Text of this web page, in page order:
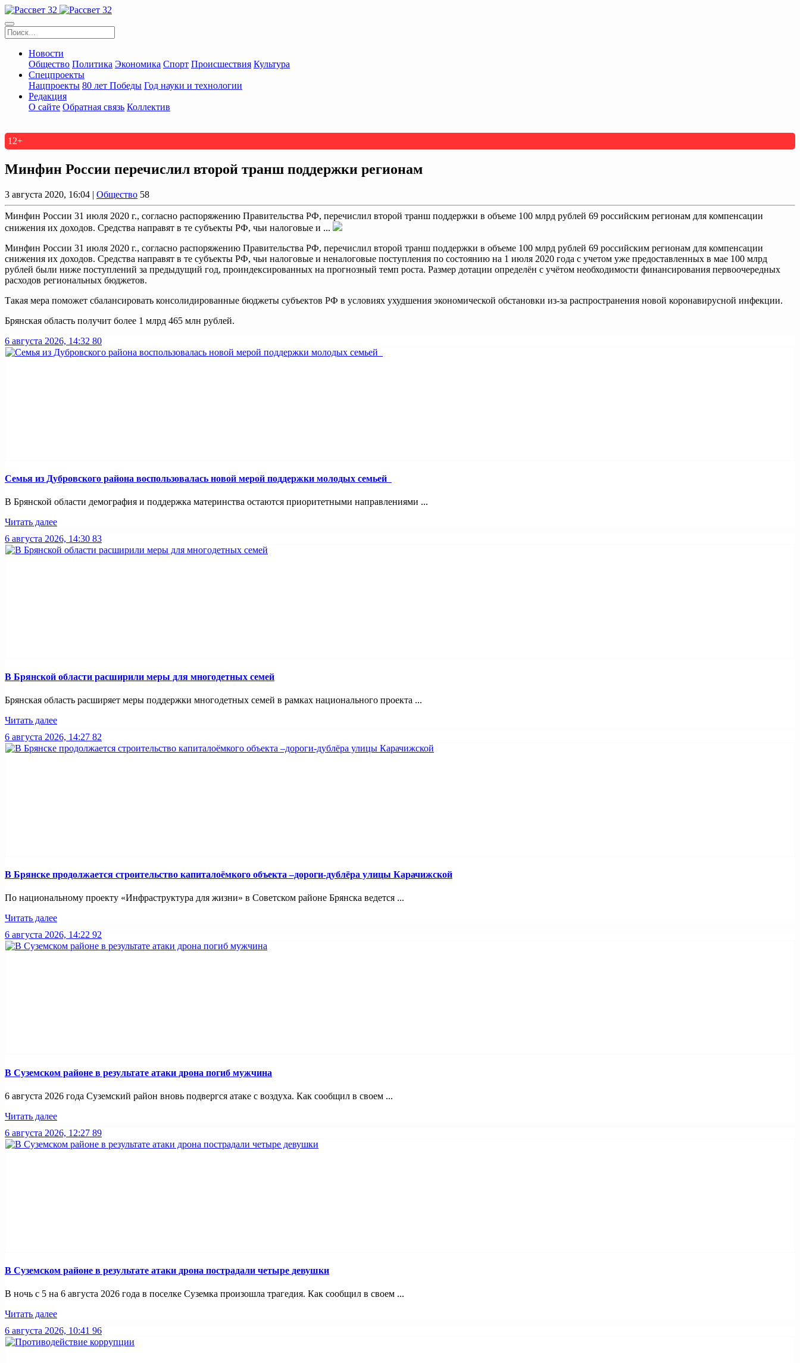
Новости
Общество Политика Экономика Спорт Происшествия Культура
Спецпроекты
Нацпроекты 80 лет Победы Год науки и технологии
Редакция
О сайте Обратная связь Коллектив
12+
Минфин России перечислил второй транш поддержки регионам
3 августа 2020, 16:04 | Общество 58
Минфин России 31 июля 2020 г., согласно распоряжению Правительства РФ, перечислил второй транш поддержки в объеме 100 млрд рублей 69 российским регионам для компенсации
снижения их доходов. Средства направят в те субъекты РФ, чьи налоговые и ...
Минфин России 31 июля 2020 г., согласно распоряжению Правительства РФ, перечислил второй транш поддержки в объеме 100 млрд рублей 69 российским регионам для компенсации
снижения их доходов. Средства направят в те субъекты РФ, чьи налоговые и неналоговые поступления по состоянию на 1 июля 2020 года с учетом уже предоставленных в мае 100 млрд
рублей были ниже поступлений за предыдущий год, проиндексированных на прогнозный темп роста. Размер дотации определён с учётом необходимости финансирования первоочередных
расходов региональных бюджетов.
Такая мера поможет сбалансировать консолидированные бюджеты субъектов РФ в условиях ухудшения экономической обстановки из-за распространения новой коронавирусной инфекции.
Брянская область получит более 1 млрд 465 млн рублей.
6 августа 2026, 14:32 80
Семья из Дубровского района воспользовалась новой мерой поддержки молодых семьей
В Брянской области демография и поддержка материнства остаются приоритетными направлениями ...
Читать далее
6 августа 2026, 14:30 83
В Брянской области расширили меры для многодетных семей
Брянская область расширяет меры поддержки многодетных семей в рамках национального проекта ...
Читать далее
6 августа 2026, 14:27 82
В Брянске продолжается строительство капиталоёмкого объекта –дороги-дублёра улицы Карачижской
По национальному проекту «Инфраструктура для жизни» в Советском районе Брянска ведется ...
Читать далее
6 августа 2026, 14:22 92
В Суземском районе в результате атаки дрона погиб мужчина
6 августа 2026 года Суземский район вновь подвергся атаке с воздуха. Как сообщил в своем ...
Читать далее
6 августа 2026, 12:27 89
В Суземском районе в результате атаки дрона пострадали четыре девушки
В ночь с 5 на 6 августа 2026 года в поселке Суземка произошла трагедия. Как сообщил в своем ...
Читать далее
6 августа 2026, 10:41 96